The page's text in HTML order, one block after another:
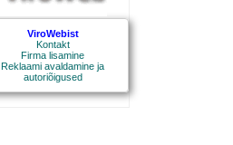
ViroWebist
Kontakt
Firma lisamine
Reklaami avaldamine ja
autoriõigused